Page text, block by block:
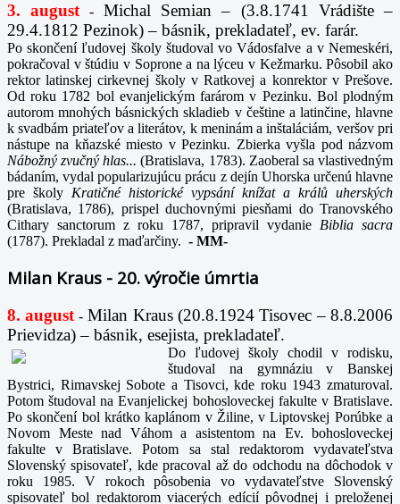
3. august -Michal Semian – (3.8.1741 Vrádište –
29.4.1812 Pezinok) – básnik, prekladateľ, ev. farár.
Po skončení ľudovej školy študoval vo Vádosfalve a v Nemeskéri,
pokračoval v štúdiu v Soprone a na lýceu v Kežmarku. Pôsobil ako
rektor latinskej cirkevnej školy v Ratkovej a konrektor v Prešove.
Od roku 1782 bol evanjelickým farárom v Pezinku. Bol plodným
autorom mnohých básnických skladieb v češtine a latinčine, hlavne
k svadbám priateľov a literátov, k meninám a inštaláciám, veršov pri
nástupe na kňazské miesto v Pezinku. Zbierka vyšla pod názvom
Nábožný zvučný hlas...(Bratislava, 1783). Zaoberal sa vlastivedným
bádaním, vydal popularizujúcu prácu z dejín Uhorska určenú hlavne
pre školy Kratičné historické vypsání knížat a králů uherských
(Bratislava, 1786), prispel duchovnými piesňami do Tranovského
Cithary sanctorum z roku 1787, pripravil vydanie Biblia sacra
(1787). Prekladal z maďarčiny. - MM-
Milan Kraus - 20. výročie úmrtia
8. august -Milan Kraus (20.8.1924 Tisovec – 8.8.2006
Prievidza) – básnik, esejista, prekladateľ.
Do ľudovej školy chodil v rodisku,
študoval na gymnáziu v Banskej
Bystrici, Rimavskej Sobote a Tisovci, kde roku 1943 zmaturoval.
Potom študoval na Evanjelickej bohosloveckej fakulte v Bratislave.
Po skončení bol krátko kaplánom v Žiline, v Liptovskej Porúbke a
Novom Meste nad Váhom a asistentom na Ev. bohosloveckej
fakulte v Bratislave. Potom sa stal redaktorom vydavateľstva
Slovenský spisovateľ, kde pracoval až do odchodu na dôchodok v
roku 1985. V rokoch pôsobenia vo vydavateľstve Slovenský
spisovateľ bol redaktorom viacerých edícií pôvodnej i preloženej